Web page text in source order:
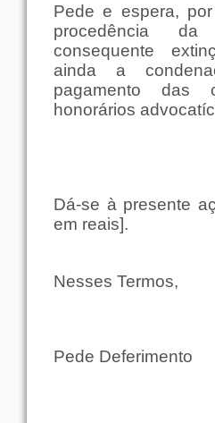
Pede e espera,
procedência
consequente
ainda a
pagamento das
honorários
Dá-se à presente
em reais].
Nesses Termos,
Pede Deferimento